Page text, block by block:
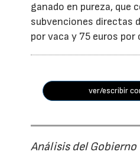
ganado en pureza, que
subvenciones directas
por vaca y 75 euros por
ver/escribir
Análisis del Gobierno